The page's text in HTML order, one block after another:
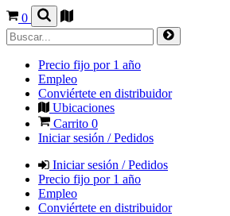
0
Precio fijo por 1 año
Empleo
Conviértete en distribuidor
Ubicaciones
Carrito 0
Iniciar sesión / Pedidos
Iniciar sesión / Pedidos
Precio fijo por 1 año
Empleo
Conviértete en distribuidor